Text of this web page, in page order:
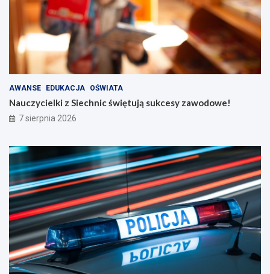
AWANSE EDUKACJA OŚWIATA
Nauczycielki z Siechnic świętują sukcesy zawodowe!
7 sierpnia 2026